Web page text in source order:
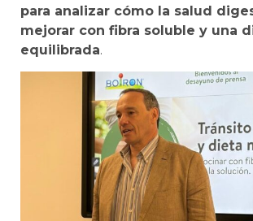
para analizar cómo la salud
mejorar con fibra soluble y una
equilibrada.